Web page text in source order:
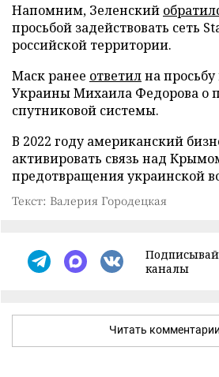
Напомним, Зеленский
просьбой задействовать сеть
российской территории.
Маск ранее ответилна
Украины Михаила Федорова о
спутниковой системы.
В 2022 году американский
активировать связь над
предотвращения украинской
Текст: Валерия Городецкая
каналы
Читать комментарии